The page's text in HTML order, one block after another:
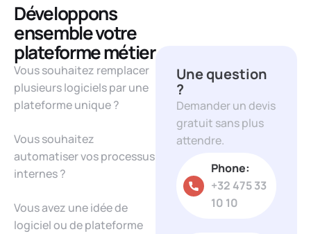
Développons
ensemble votre
plateforme métier
Vous souhaitez remplacer
plusieurs logiciels par une
plateforme unique ?
Vous souhaitez
automatiser vos processus
internes ?
Vous avez une idée de
logiciel ou de plateforme
gratuit sans plus
attendre.
Phone:
+32 475 33
10 10
Email: